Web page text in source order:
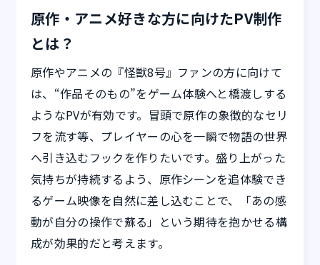
原作・アニメ好きな方に向けたPV制作
とは？
原作やアニメの『怪獣8号』ファンの方に向けて
は、“作品そのもの”をゲーム体験へと橋渡しする
ようなPVが有効です。冒頭で原作の象徴的なセリ
フを流す等、プレイヤーの心を一瞬で物語の世界
へ引き込むフックを作りたいです。盛り上がった
気持ちが持続するよう、原作シーンを追体験でき
るゲーム映像を自然に差し込むことで、「あの感
動が自分の操作で蘇る」という期待を抱かせる構
成が効果的だと考えます。